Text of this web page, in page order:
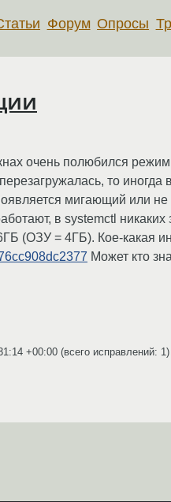
Форум Опросы
очень полюбился
то
мигающий или
в systemctl
6ГБ (ОЗУ = 4ГБ). Кое-какая
Может кто
+00:00 (всего исправлений: 1)